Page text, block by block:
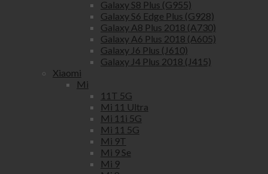
Galaxy S8 Plus (G955)
Galaxy S6 Edge Plus (G928)
Galaxy A8 Plus 2018 (A730)
Galaxy A6 Plus 2018 (A605)
Galaxy J6 Plus (J610)
Galaxy J4 Plus 2018 (J415)
Xiaomi
Mi
11T 5G
Mi 11 Ultra
Mi 11i 5G
Mi 11 5G
Mi 9T
Mi 9 Se
Mi 9